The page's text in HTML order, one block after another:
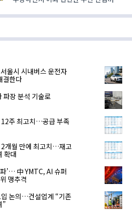
사업 방향을 수소에 맞춰서 변경하면서
킨텍스에서 개막해 7일까지 열리는
울시 시내버스 운전자
결한다
장 분석 기술로
주 최고치…공급 부족
개월 만에 최고치…재고
확대
’… 中 YMTC, AI 슈퍼
맹추격
논의…건설업계 “기존
”